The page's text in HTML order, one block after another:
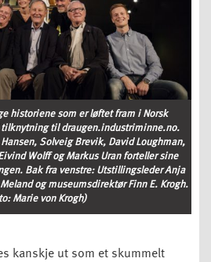
historiene som er løftet fram i Norsk
til draugen.industriminne.no.
Solveig Brevik, David Loughman,
Wolff og Markus Uran forteller sine
Bak fra venstre: Utstillingsleder Anja
og museumsdirektør Finn E. Krogh.
Marie von Krogh)
kanskje ut som et skummelt